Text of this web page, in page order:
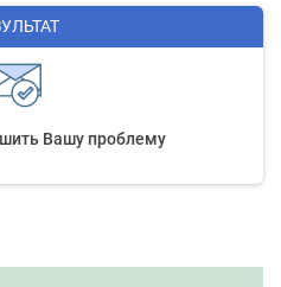
Вашу проблему